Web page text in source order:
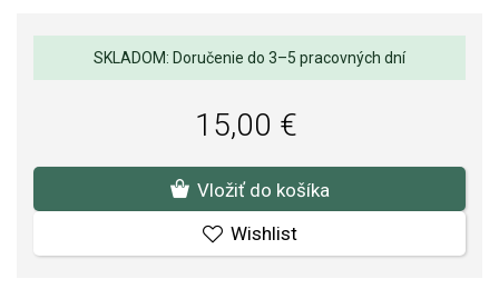
SKLADOM: Doručenie do 3–5 pracovných dní
15,00 €
Vložiť do košíka
Wishlist